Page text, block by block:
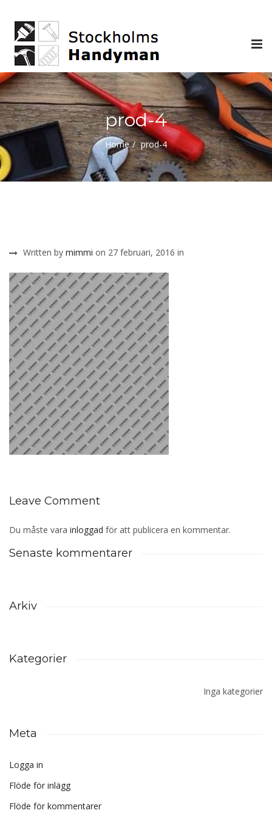
prod-4
Home prod-4
Written by mimmi on 27 februari, 2016 in
Leave Comment
Du måste vara inloggad för att publicera en kommentar.
Senaste kommentarer
Arkiv
Kategorier
Inga kategorier
Meta
Logga in
Flöde för inlägg
Flöde för kommentarer